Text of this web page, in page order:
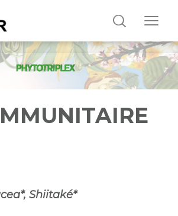
Shiitaké*